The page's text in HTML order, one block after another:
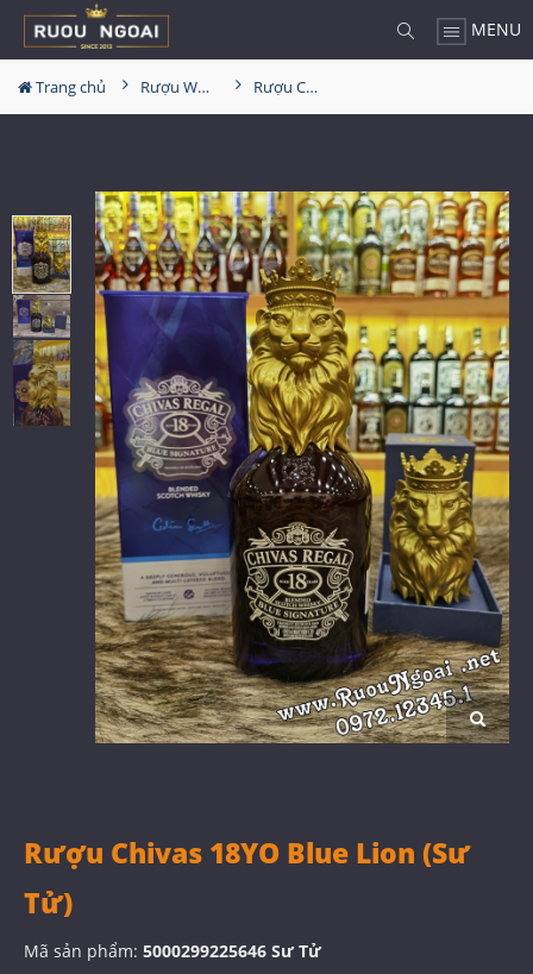
MENU
Trang chủ Rượu Whisky Rượu Chivas 18YO Blue Lion (Sư Tử)
Rượu Chivas 18YO Blue Lion (Sư
Tử)
Mã sản phẩm: 5000299225646 Sư Tử